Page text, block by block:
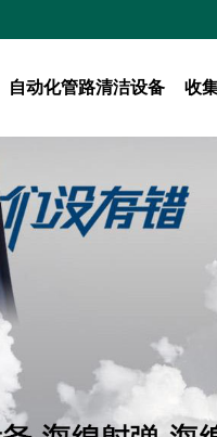
自动化管路清洁设备 收